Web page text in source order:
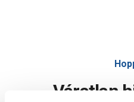
Váratlan